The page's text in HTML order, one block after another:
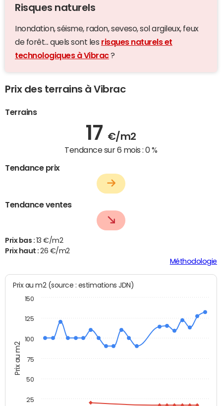
Risques naturels
Inondation, séisme, radon, seveso, sol argileux, feux
de forêt... quels sont les risques naturels et
technologiques à Vibrac?
Prix des terrains à Vibrac
Terrains
17 €/m2
Tendance sur 6 mois :0 %
Tendance prix
Tendance ventes
Prix bas : 13 €/m2
Prix haut :26 €/m2
Méthodologie
Prix au m2
Prix au m2 (source : estimations JDN)
25
50
75
100
125
150